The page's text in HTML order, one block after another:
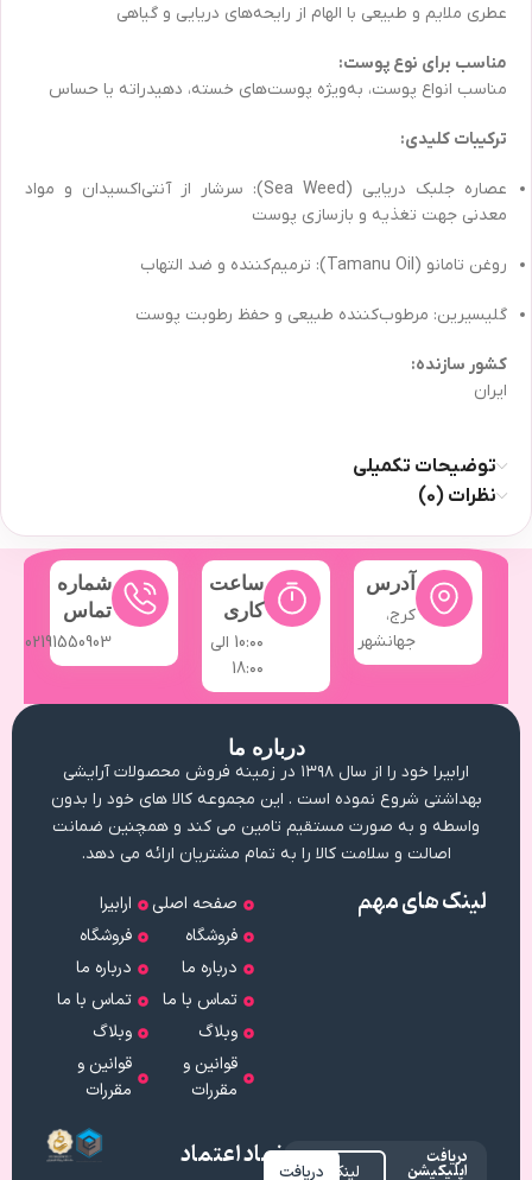
عطری ملایم و طبیعی با الهام از رایحه‌های دریایی و گیاهی
مناسب برای نوع پوست:
مناسب انواع پوست، به‌ویژه پوست‌های خسته، دهیدراته یا حساس
ترکیبات کلیدی:
عصاره جلبک دریایی (Sea Weed): سرشار از آنتی‌اکسیدان و مواد
معدنی جهت تغذیه و بازسازی پوست
روغن تامانو (Tamanu Oil): ترمیم‌کننده و ضد التهاب
گلیسیرین: مرطوب‌کننده طبیعی و حفظ رطوبت پوست
کشور سازنده:
ایران
توضیحات تکمیلی
نظرات (0)
آدرس
کرج،
جهانشهر
ساعت
کاری
10:۰۰ الی
18:۰۰
شماره
تماس
02191550903
لینک های مهم
صفحه اصلی
فروشگاه
درباره ما
تماس با ما
وبلاگ
قوانین و
مقررات
ارابیرا
فروشگاه
درباره ما
تماس با ما
وبلاگ
قوانین و
مقررات
درباره ما
ارابیرا خود را از سال ۱۳۹۸ در زمینه فروش محصولات آرایشی
بهداشتی شروع نموده است . این مجموعه کالا های خود را بدون
واسطه و به صورت مستقیم تامین می کند و همچنین ضمانت
اصالت و سلامت کالا را به تمام مشتریان ارائه می دهد.
دریافت
اپلیکیشن لینک دریافتنماد اعتماد